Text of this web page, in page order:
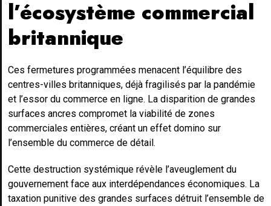
l’écosystème commercial
britannique
Ces fermetures programmées menacent l’équilibre des
centres-villes britanniques, déjà fragilisés par la pandémie
et l’essor du commerce en ligne. La disparition de grandes
surfaces ancres compromet la viabilité de zones
commerciales entières, créant un effet domino sur
l’ensemble du commerce de détail.
Cette destruction systémique révèle l’aveuglement du
gouvernement face aux interdépendances économiques. La
taxation punitive des grandes surfaces détruit l’ensemble de